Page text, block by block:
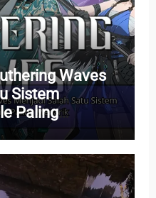
Waves
Sistem
Paling